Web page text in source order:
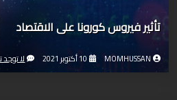
تأثير فيروس كورونا على الاقتصاد
MOMHUSSAN 10 أكتوبر 2021 لا